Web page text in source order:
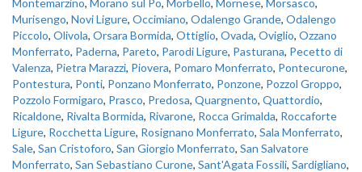
Montemarzino, Morano sul Po, Morbello, Mornese, Morsasco,
Murisengo, Novi Ligure, Occimiano, Odalengo Grande, Odalengo
Piccolo, Olivola, Orsara Bormida, Ottiglio, Ovada, Oviglio, Ozzano
Monferrato, Paderna, Pareto, Parodi Ligure, Pasturana, Pecetto di
Valenza, Pietra Marazzi, Piovera, Pomaro Monferrato, Pontecurone,
Pontestura, Ponti, Ponzano Monferrato, Ponzone, Pozzol Groppo,
Pozzolo Formigaro, Prasco, Predosa, Quargnento, Quattordio,
Ricaldone, Rivalta Bormida, Rivarone, Rocca Grimalda, Roccaforte
Ligure, Rocchetta Ligure, Rosignano Monferrato, Sala Monferrato,
Sale, San Cristoforo, San Giorgio Monferrato, San Salvatore
Monferrato, San Sebastiano Curone, Sant'Agata Fossili, Sardigliano,